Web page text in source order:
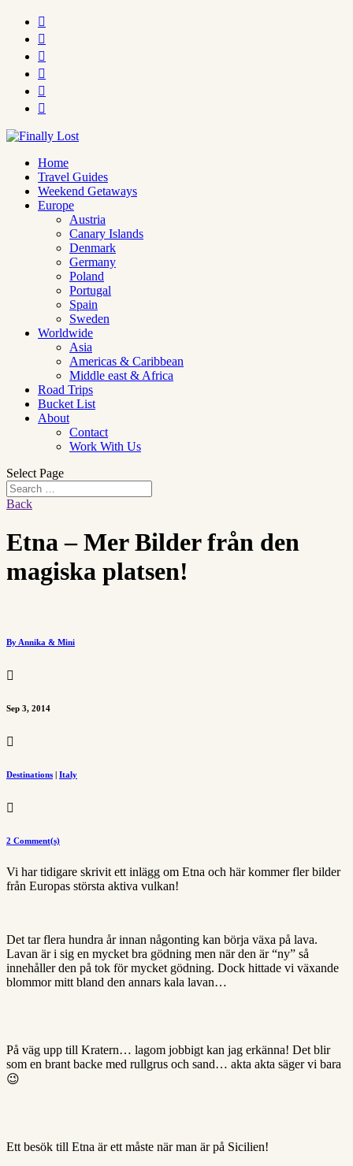






Home
Travel Guides
Weekend Getaways
Europe
Austria
Canary Islands
Denmark
Germany
Poland
Portugal
Spain
Sweden
Worldwide
Asia
Americas & Caribbean
Middle east & Africa
Road Trips
Bucket List
About
Contact
Work With Us
Select Page
Back
Etna – Mer Bilder från den
magiska platsen!
By Annika & Mini

Sep 3, 2014

Destinations | Italy

2 Comment(s)
Vi har tidigare skrivit ett inlägg om Etna och här kommer fler bilder
från Europas största aktiva vulkan!
Det tar flera hundra år innan någonting kan börja växa på lava.
Lavan är i sig en mycket bra gödning men när den är “ny” så
innehåller den på tok för mycket gödning. Dock hittade vi växande
blommor mitt bland den annars kala lavan…
På väg upp till Kratern… lagom jobbigt kan jag erkänna! Det blir
som en brant backe med rullgrus och sand… akta akta säger vi bara
😉
Ett besök till Etna är ett måste när man är på Sicilien!